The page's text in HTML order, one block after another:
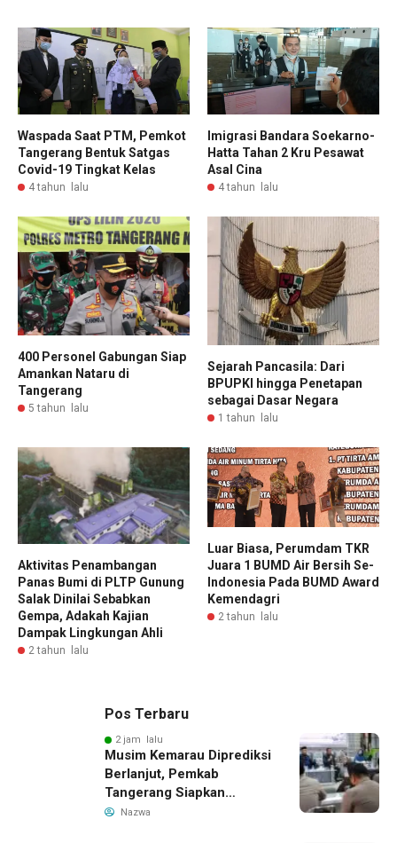
Waspada Saat PTM, Pemkot
Tangerang Bentuk Satgas
Covid-19 Tingkat Kelas
4 tahun lalu
Imigrasi Bandara Soekarno-
Hatta Tahan 2 Kru Pesawat
Asal Cina
4 tahun lalu
400 Personel Gabungan Siap
Amankan Nataru di
Tangerang
5 tahun lalu
Sejarah Pancasila: Dari
BPUPKI hingga Penetapan
sebagai Dasar Negara
1 tahun lalu
Aktivitas Penambangan
Panas Bumi di PLTP Gunung
Salak Dinilai Sebabkan
Gempa, Adakah Kajian
Dampak Lingkungan Ahli
2 tahun lalu
Luar Biasa, Perumdam TKR
Juara 1 BUMD Air Bersih Se-
Indonesia Pada BUMD Award
Kemendagri
2 tahun lalu
Pos Terbaru
2 jam lalu
Musim Kemarau Diprediksi
Berlanjut, Pemkab
Tangerang Siapkan
Langkah Antisipasi Krisis
Nazwa